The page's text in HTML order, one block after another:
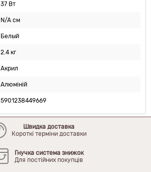
37 Вт
N/A см
Белый
2.4 кг
Акрил
Алюміній
5901238449669
Швидка доставка
Короткі терміни доставки
Гнучка система знижок
Для постійних покупців